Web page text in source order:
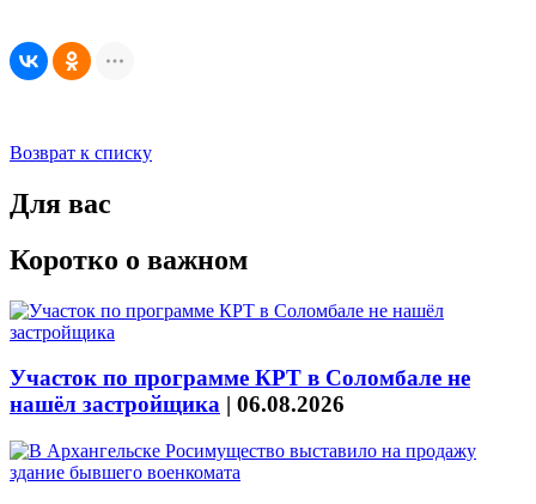
Возврат к списку
Для вас
Коротко о важном
Участок по программе КРТ в Соломбале не
нашёл застройщика | 06.08.2026